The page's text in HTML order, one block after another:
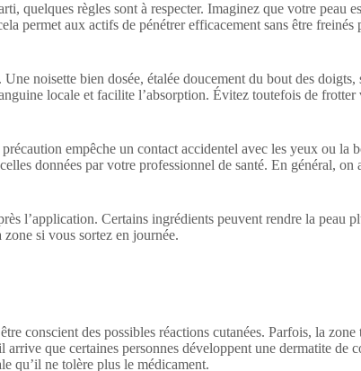
quelques règles sont à respecter. Imaginez que votre peau
permet aux actifs de pénétrer efficacement sans être
noisette bien dosée, étalée doucement du bout des
locale et facilite l’absorption. Évitez toutefois de
empêche un contact accidentel avec les yeux ou
données par votre professionnel de santé. En général,
l’application. Certains ingrédients peuvent rendre la peau
si vous sortez en journée.
conscient des possibles réactions cutanées. Parfois, la zone
arrive que certaines personnes développent une dermatite
qu’il ne tolère plus le médicament.